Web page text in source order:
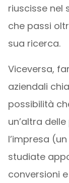
riuscisse nel
che passi
sua ricerca.
Viceversa,
aziendali
possibilità
un’altra
l’impresa
studiate
conversioni